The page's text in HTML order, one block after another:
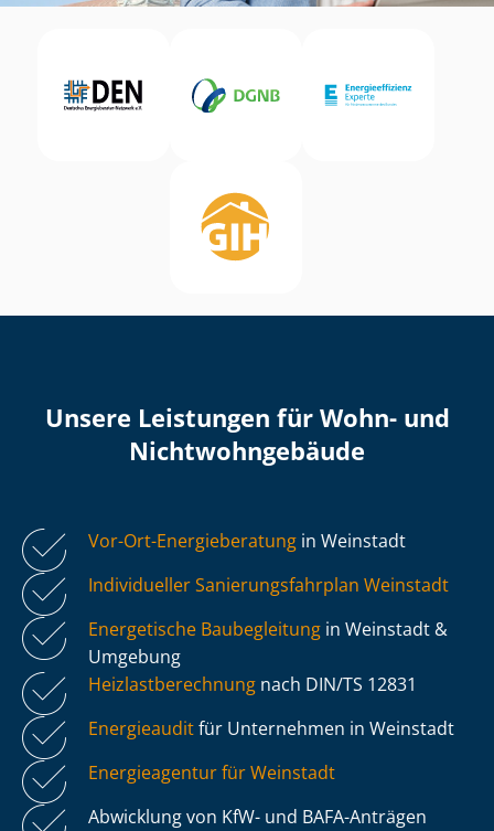
Unsere Leistungen für Wohn- und
Nicht­wohn­ge­bäu­de
Vor-Ort-Energieberatung in Weinstadt
Individueller Sa­nie­rungs­fahr­plan Weinstadt
Energetische Baubegleitung in Weinstadt &
Umgebung
Heiz­last­be­rech­nung nach DIN/TS 12831
Energieauditfür Unternehmen in Weinstadt
Energieagentur für Weinstadt
Abwicklung von KfW- und BAFA-Anträgen